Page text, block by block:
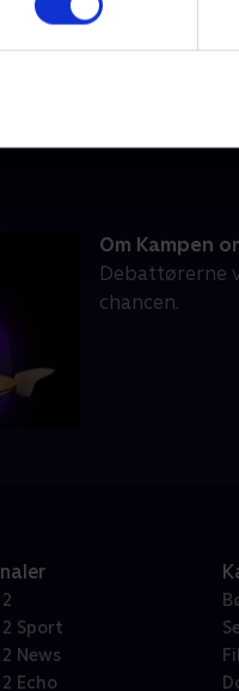
- 100-
Om Kampen
Debattørerne
chancen.
2 Sport
2 News
2 Echo